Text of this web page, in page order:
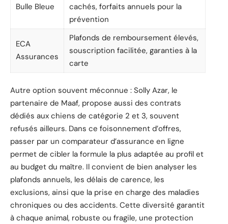
Bulle Bleue
cachés, forfaits annuels pour la
prévention
ECA
Assurances
Plafonds de remboursement élevés,
souscription facilitée, garanties à la
carte
Autre option souvent méconnue : Solly Azar, le
partenaire de Maaf, propose aussi des contrats
dédiés aux chiens de catégorie 2 et 3, souvent
refusés ailleurs. Dans ce foisonnement d’offres,
passer par un comparateur d’assurance en ligne
permet de cibler la formule la plus adaptée au profil et
au budget du maître. Il convient de bien analyser les
plafonds annuels, les délais de carence, les
exclusions, ainsi que la prise en charge des maladies
chroniques ou des accidents. Cette diversité garantit
à chaque animal, robuste ou fragile, une protection